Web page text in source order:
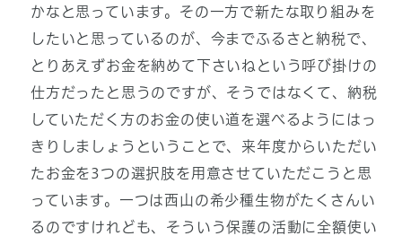
かなと思っています。その一方で新たな取り組みを
したいと思っているのが、今までふるさと納税で、
とりあえずお金を納めて下さいねという呼び掛けの
仕方だったと思うのですが、そうではなくて、納税
していただく方のお金の使い道を選べるようにはっ
きりしましょうということで、来年度からいただい
たお金を3つの選択肢を用意させていただこうと思
っています。一つは西山の希少種生物がたくさんい
るのですけれども、そういう保護の活動に全額使い